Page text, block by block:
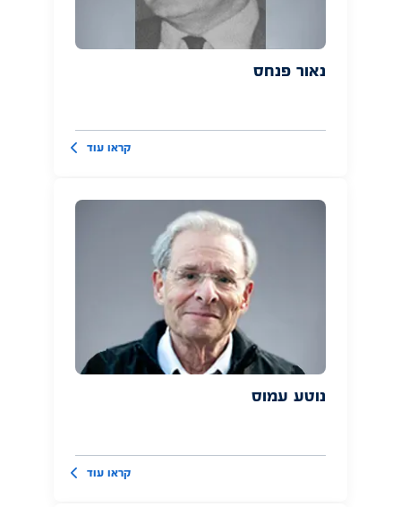
נאור פנחס
קראו עוד
נוטע עמוס
קראו עוד